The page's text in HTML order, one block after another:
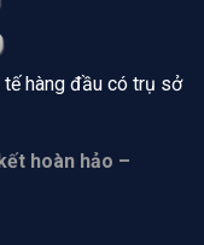
tế hàng đầu có trụ sở
hoàn hảo –